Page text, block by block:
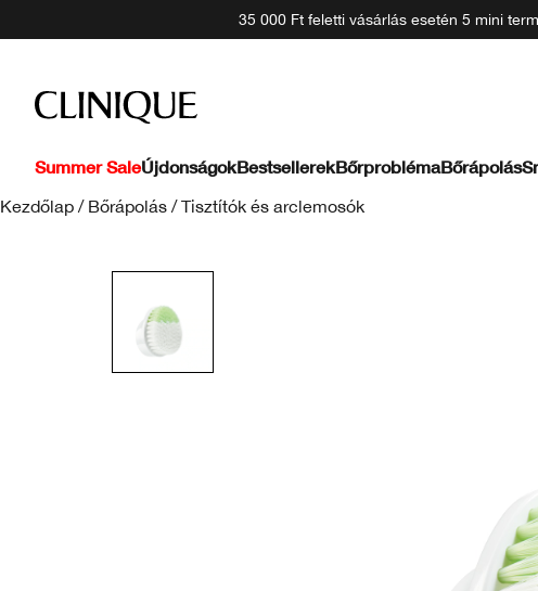
35 000 Ft feletti vásárlás esetén 5 mini
Summer SaleÚjdonságokBestsellerekBőrproblémaBőrápolás
Kezdőlap / Bőrápolás / Tisztítók és arclemosók